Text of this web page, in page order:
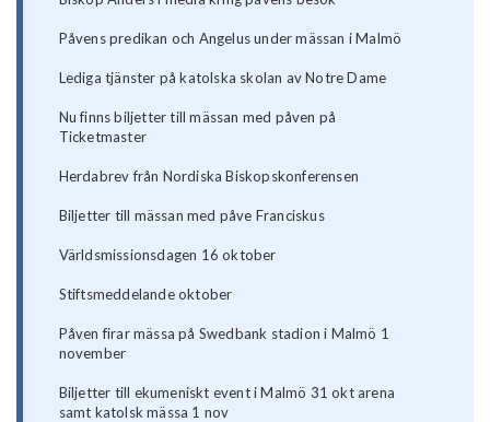
Påvens predikan och Angelus under mässan i Malmö
Lediga tjänster på katolska skolan av Notre Dame
Nu finns biljetter till mässan med påven på
Ticketmaster
Herdabrev från Nordiska Biskopskonferensen
Biljetter till mässan med påve Franciskus
Världsmissionsdagen 16 oktober
Stiftsmeddelande oktober
Påven firar mässa på Swedbank stadion i Malmö 1
november
Biljetter till ekumeniskt event i Malmö 31 okt arena
samt katolsk mässa 1 nov